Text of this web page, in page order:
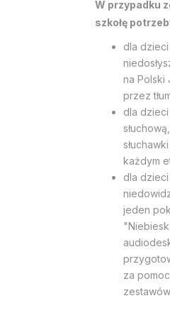
W przypadku
szkołę
dla dzieci
na Polski
przez
dla
każdym
dla
jeden
za